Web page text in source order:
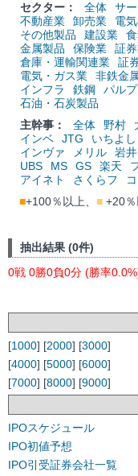
セクター：
全体 サ
不動産業
卸売業 電
その他製品
建設業
金属製品
保険業 証
倉庫・運輸関連業
証
電気・ガス業
非鉄金
インフラ
鉄鋼 パル
石油・石炭製品
主幹事：
全体 野村
インベ
JTG いちよし
インヴァ
メリル 岩
UBS
MS GS 楽天
アイネト
さくらフ
■+100％以上、 ■ +20％
抽出結果 (0件)
0戦 0勝0負0分 (勝率
[1000] [2000] [3000]
[4000] [5000] [6000]
[7000] [8000] [9000]
IPOスケジュール
IPO初値予想
IPO引受証券会社一覧